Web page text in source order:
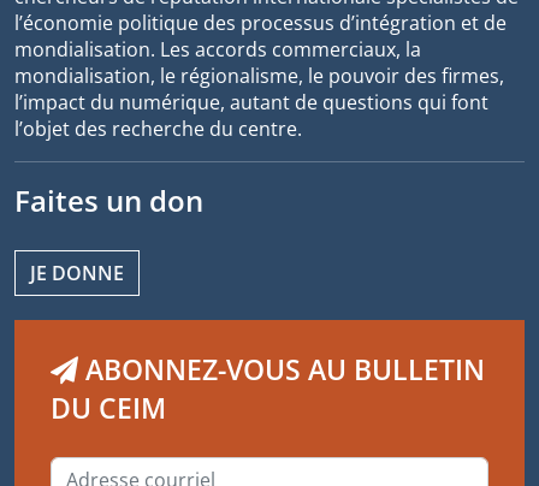
l’économie politique des processus d’intégration et de
mondialisation. Les accords commerciaux, la
mondialisation, le régionalisme, le pouvoir des firmes,
l’impact du numérique, autant de questions qui font
l’objet des recherche du centre.
Faites un don
JE DONNE
ABONNEZ-VOUS AU BULLETIN
DU CEIM